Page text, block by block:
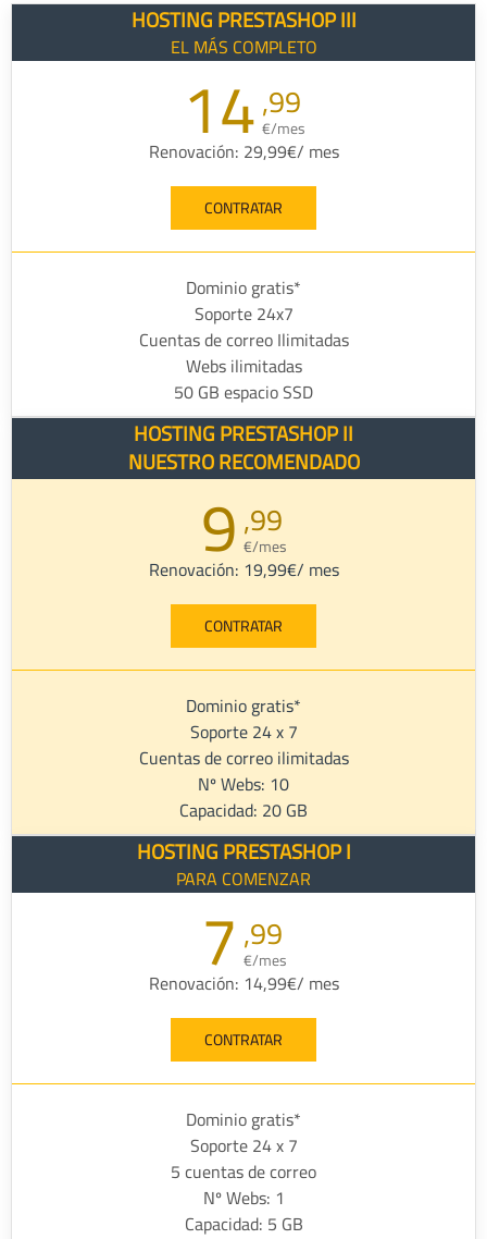
HOSTING PRESTASHOP III
EL MÁS COMPLETO
14,99
€/mes
Renovación: 29,99€/ mes
CONTRATAR
Dominio gratis*
Soporte 24x7
Cuentas de correo Ilimitadas
Webs ilimitadas
50 GB espacio SSD
HOSTING PRESTASHOP II
NUESTRO RECOMENDADO
9,99
€/mes
Renovación: 19,99€/ mes
CONTRATAR
Dominio gratis*
Soporte 24 x 7
Cuentas de correo ilimitadas
Nº Webs: 10
Capacidad: 20 GB
HOSTING PRESTASHOP I
PARA COMENZAR
7 ,99
€/mes
Renovación: 14,99€/ mes
CONTRATAR
Dominio gratis*
Soporte 24 x 7
5 cuentas de correo
Nº Webs: 1
Capacidad: 5 GB